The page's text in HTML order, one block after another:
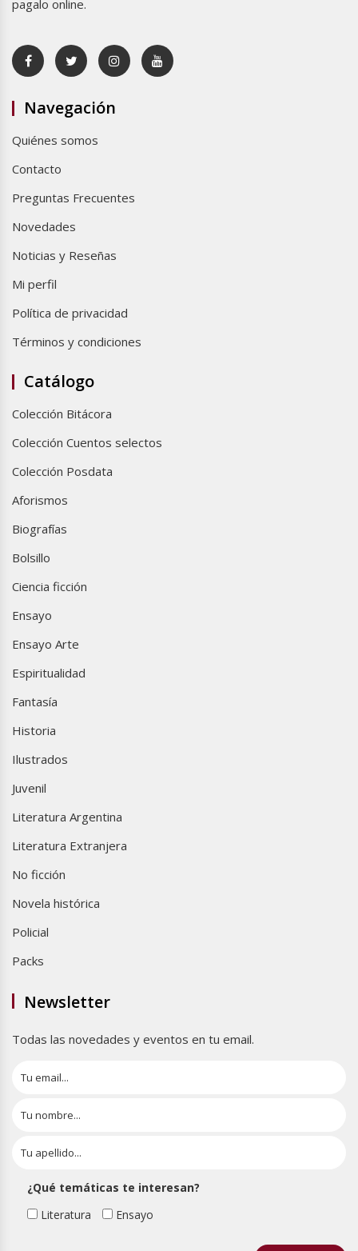
pagalo online.
Navegación
Quiénes somos
Contacto
Preguntas Frecuentes
Novedades
Noticias y Reseñas
Mi perfil
Política de privacidad
Términos y condiciones
Catálogo
Colección Bitácora
Colección Cuentos selectos
Colección Posdata
Aforismos
Biografías
Bolsillo
Ciencia ficción
Ensayo
Ensayo Arte
Espiritualidad
Fantasía
Historia
Ilustrados
Juvenil
Literatura Argentina
Literatura Extranjera
No ficción
Novela histórica
Policial
Packs
Newsletter
Todas las novedades y eventos en tu email.
¿Qué temáticas te interesan?
Literatura
Ensayo